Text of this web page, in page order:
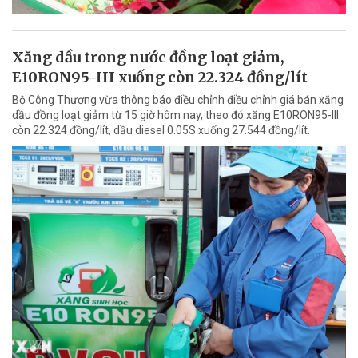
Xăng dầu trong nước đồng loạt giảm,
E10RON95-III xuống còn 22.324 đồng/lít
Bộ Công Thương vừa thông báo điều chỉnh điều chỉnh giá bán xăng
dầu đồng loạt giảm từ 15 giờ hôm nay, theo đó xăng E10RON95-III
còn 22.324 đồng/lít, dầu diesel 0.05S xuống 27.544 đồng/lít.